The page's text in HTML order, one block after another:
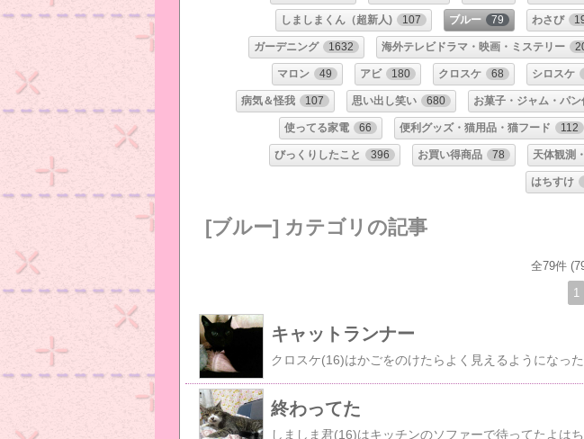
しましまくん（超新人) 107 ブルー 79 わさび
ガーデニング 1632 海外テレビドラマ・映画・ミステリー
マロン 49 アビ 180 クロスケ 68 シロスケ
病気＆怪我 107 思い出し笑い 680 お菓子・ジャム・パン
使ってる家電 66 便利グッズ・猫用品・猫フード 112
びっくりしたこと 396 お買い得商品 78 天体観測
はちすけ
[ブルー] カテゴリの記事
全79件
1
キャットランナー
終わってた